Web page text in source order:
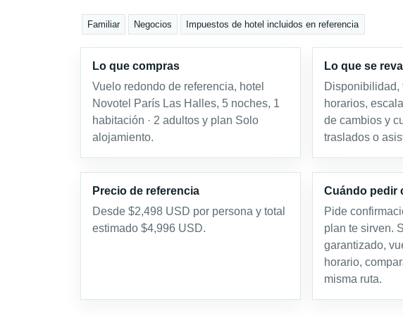
Familiar Negocios Impuestos de hotel incluidos en referencia
Lo que compras
Vuelo redondo de referencia, hotel
Novotel París Las Halles, 5 noches, 1
habitación · 2 adultos y plan Solo
alojamiento.
Lo que se
Disponibilidad,
horarios,
de cambios y
traslados o
Precio de referencia
Desde $2,498 USD por persona y total
estimado $4,996 USD.
Cuándo pedir
Pide
plan te sirven.
garantizado,
horario,
misma ruta.